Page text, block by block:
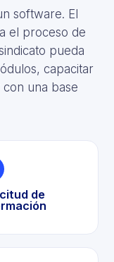
software. El
el proceso de
pueda
capacitar
una base
de